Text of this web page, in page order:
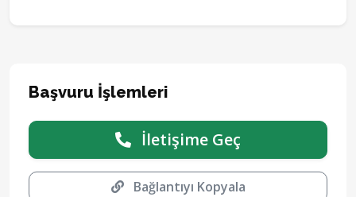
Başvuru İşlemleri
İletişime Geç
Bağlantıyı Kopyala